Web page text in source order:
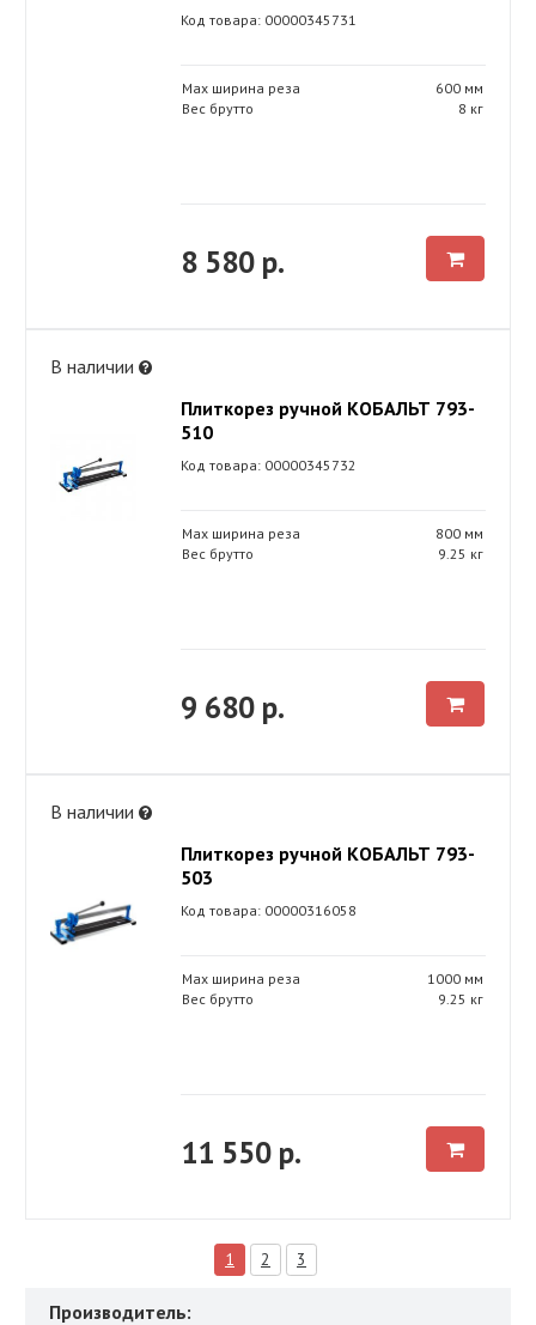
Код товара: 00000345731
Max ширина реза
600 мм
Вес брутто
8 кг
8 580 р.
В наличии
Плиткорез ручной КОБАЛЬТ 793-
510
Код товара: 00000345732
Max ширина реза
800 мм
Вес брутто
9.25 кг
9 680 р.
В наличии
Плиткорез ручной КОБАЛЬТ 793-
503
Код товара: 00000316058
Max ширина реза
1000 мм
Вес брутто
9.25 кг
11 550 р.
1 2 3
Производитель: